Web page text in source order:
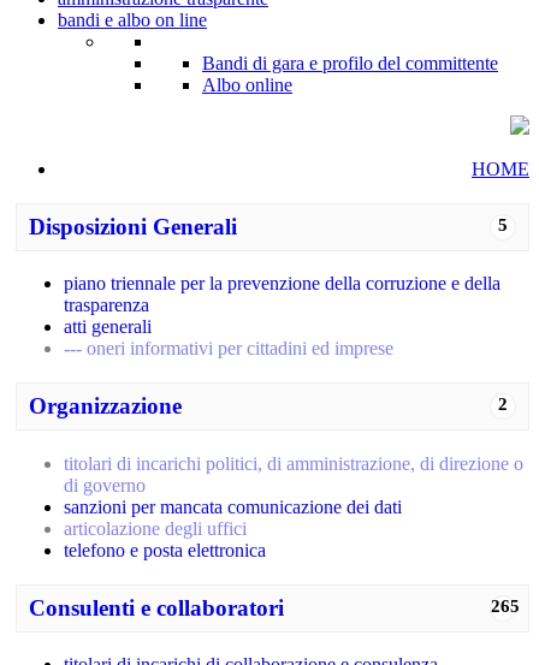
bandi e albo on line
Bandi di gara e profilo del committente
Albo online
HOME
5
Disposizioni Generali
piano triennale per la prevenzione della corruzione e della
trasparenza
atti generali
--- oneri informativi per cittadini ed imprese
2
Organizzazione
titolari di incarichi politici, di amministrazione, di direzione o
di governo
sanzioni per mancata comunicazione dei dati
articolazione degli uffici
telefono e posta elettronica
265
Consulenti e collaboratori